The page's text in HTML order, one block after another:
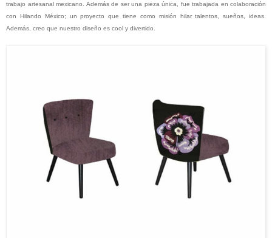
trabajo artesanal mexicano. Además de ser una pieza única, fue trabajada en colaboración
con Hilando México; un proyecto que tiene como misión hilar talentos, sueños, ideas.
Además, creo que nuestro diseño es cool y divertido.